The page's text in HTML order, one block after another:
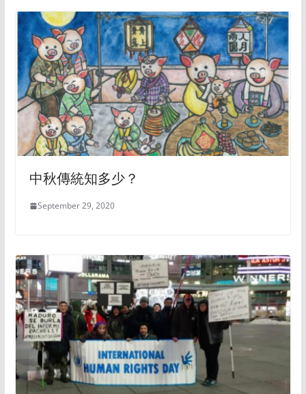
中秋傳統知多少？
September 29, 2020